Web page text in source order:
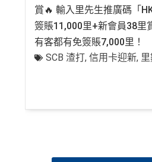
賞🔥 輸入里先生推廣碼「
簽賬11,000里+新會員38里
有客都有免簽賬7,000里！
SCB 渣打,信用卡迎新,